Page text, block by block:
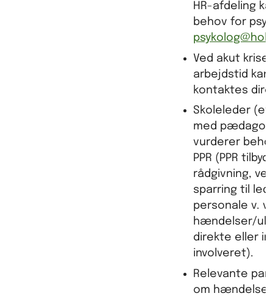
HR-afdeling
behov for
Ved akut
arbejdstid kan
kontaktes
Skoleleder
med
vurderer
PPR (PPR
rådgivning,
sparring til
personale v.
hændelser/
direkte eller
involveret).
Relevante
om